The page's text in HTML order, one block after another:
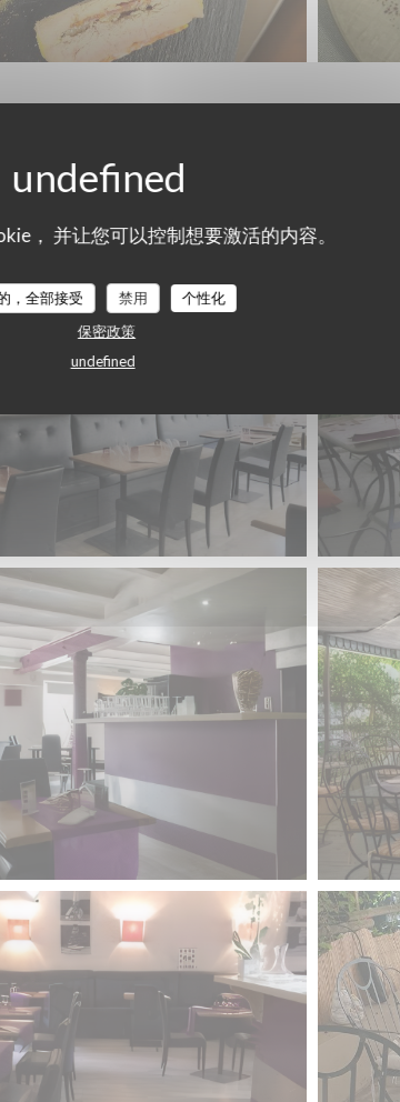
， 并让您可以控制想要激活的内容。
，全部接受 禁用
个性化
保密政策
undefined
RESTAURANT